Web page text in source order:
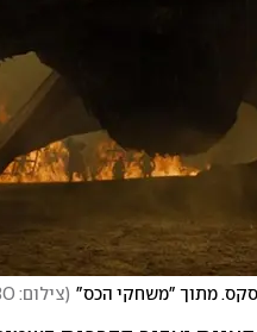
(צילום: HBO